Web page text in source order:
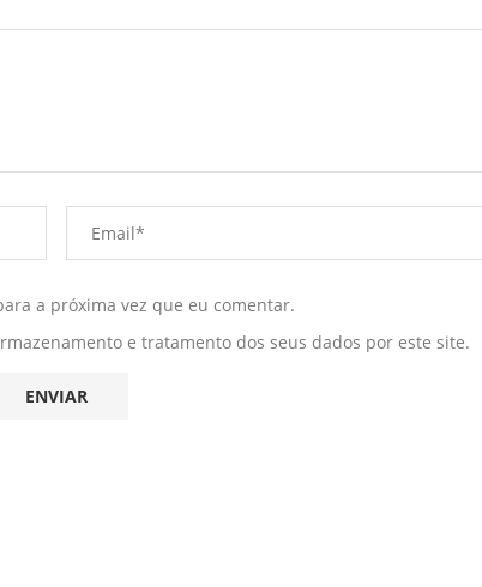
a próxima vez que eu comentar.
e tratamento dos seus dados por este site.